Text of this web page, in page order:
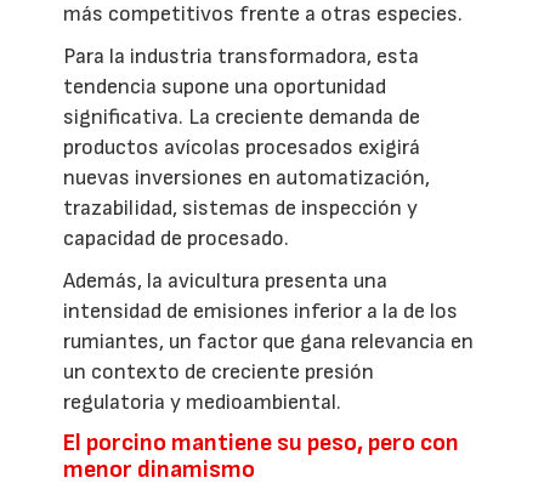
más competitivos frente a otras especies.
Para la industria transformadora, esta
tendencia supone una oportunidad
significativa. La creciente demanda de
productos avícolas procesados exigirá
nuevas inversiones en automatización,
trazabilidad, sistemas de inspección y
capacidad de procesado.
Además, la avicultura presenta una
intensidad de emisiones inferior a la de los
rumiantes, un factor que gana relevancia en
un contexto de creciente presión
regulatoria y medioambiental.
El porcino mantiene su peso, pero con
menor dinamismo